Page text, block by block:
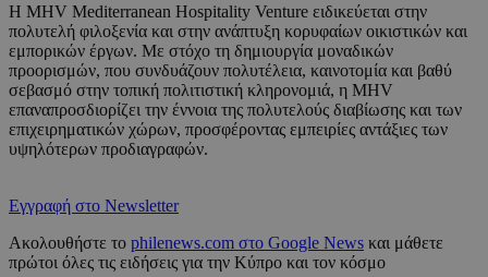
Η MHV Mediterranean Hospitality Venture ειδικεύεται στην
πολυτελή φιλοξενία και στην ανάπτυξη κορυφαίων οικιστικών και
εμπορικών έργων. Με στόχο τη δημιουργία μοναδικών
προορισμών, που συνδυάζουν πολυτέλεια, καινοτομία και βαθύ
σεβασμό στην τοπική πολιτιστική κληρονομιά, η MHV
επαναπροσδιορίζει την έννοια της πολυτελούς διαβίωσης και των
επιχειρηματικών χώρων, προσφέροντας εμπειρίες αντάξιες των
υψηλότερων προδιαγραφών.
Εγγραφή στο Newsletter
Ακολουθήστε το philenews.com στο Google News και μάθετε
πρώτοι όλες τις ειδήσεις για την Κύπρο και τον κόσμο